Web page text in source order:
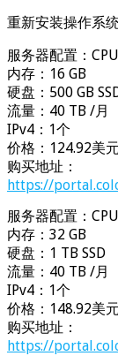
重新安装操作系
服务器配置：
内存：16 GB
硬盘：500 GB
流量：40 TB /月
IPv4：1个
价格：124.92美元
购买地址：
https://
服务器配置：
内存：32 GB
硬盘：1 TB SSD
流量：40 TB /月
IPv4：1个
价格：148.92美元
购买地址：
https://